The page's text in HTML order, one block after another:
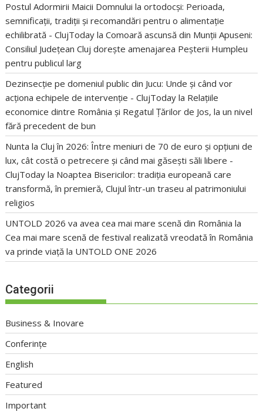
Postul Adormirii Maicii Domnului la ortodocși: Perioada,
semnificații, tradiții și recomandări pentru o alimentație
echilibrată - ClujToday laComoară ascunsă din Munții Apuseni:
Consiliul Județean Cluj dorește amenajarea Peșterii Humpleu
pentru publicul larg
Dezinsecție pe domeniul public din Jucu: Unde și când vor
acționa echipele de intervenție - ClujToday la Relațiile
economice dintre România și Regatul Țărilor de Jos, la un nivel
fără precedent de bun
Nunta la Cluj în 2026: Între meniuri de 70 de euro și opțiuni de
lux, cât costă o petrecere și când mai găsești săli libere -
ClujToday la Noaptea Bisericilor: tradiția europeană care
transformă, în premieră, Clujul într-un traseu al patrimoniului
religios
UNTOLD 2026 va avea cea mai mare scenă din România la
Cea mai mare scenă de festival realizată vreodată în România
va prinde viață la UNTOLD ONE 2026
Categorii
Business & Inovare
Conferințe
English
Featured
Important